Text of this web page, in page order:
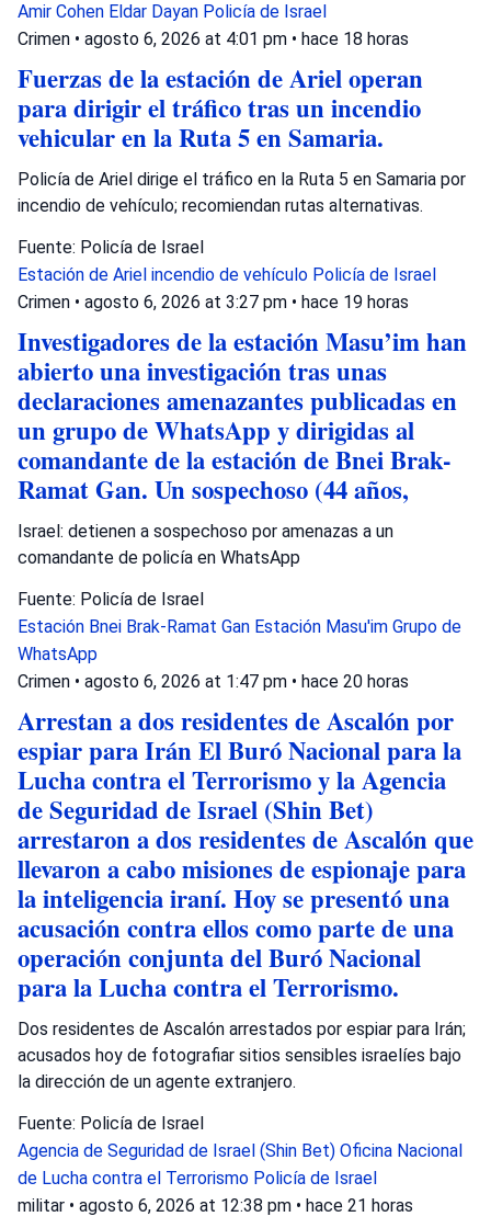
Amir Cohen Eldar Dayan Policía de Israel
Crimen • agosto 6, 2026 at 4:01 pm • hace 18 horas
Fuerzas de la estación de Ariel operan
para dirigir el tráfico tras un incendio
vehicular en la Ruta 5 en Samaria.
Policía de Ariel dirige el tráfico en la Ruta 5 en Samaria por
incendio de vehículo; recomiendan rutas alternativas.
Fuente: Policía de Israel
Estación de Ariel incendio de vehículo Policía de Israel
Crimen • agosto 6, 2026 at 3:27 pm • hace 19 horas
Investigadores de la estación Masu’im han
abierto una investigación tras unas
declaraciones amenazantes publicadas en
un grupo de WhatsApp y dirigidas al
comandante de la estación de Bnei Brak-
Ramat Gan. Un sospechoso (44 años,
Israel: detienen a sospechoso por amenazas a un
comandante de policía en WhatsApp
Fuente: Policía de Israel
Estación Bnei Brak-Ramat Gan Estación Masu'im Grupo de
WhatsApp
Crimen • agosto 6, 2026 at 1:47 pm • hace 20 horas
Arrestan a dos residentes de Ascalón por
espiar para Irán El Buró Nacional para la
Lucha contra el Terrorismo y la Agencia
de Seguridad de Israel (Shin Bet)
arrestaron a dos residentes de Ascalón que
llevaron a cabo misiones de espionaje para
la inteligencia iraní. Hoy se presentó una
acusación contra ellos como parte de una
operación conjunta del Buró Nacional
para la Lucha contra el Terrorismo.
Dos residentes de Ascalón arrestados por espiar para Irán;
acusados hoy de fotografiar sitios sensibles israelíes bajo
la dirección de un agente extranjero.
Fuente: Policía de Israel
Agencia de Seguridad de Israel (Shin Bet) Oficina Nacional
de Lucha contra el Terrorismo Policía de Israel
militar • agosto 6, 2026 at 12:38 pm • hace 21 horas